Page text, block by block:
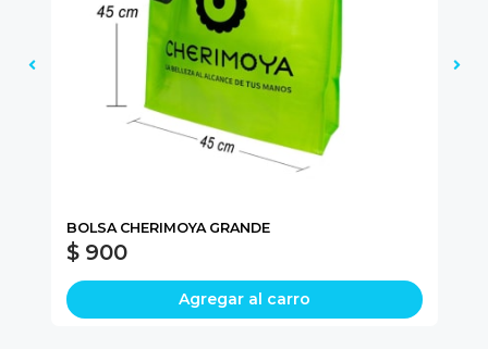
BOLSA CHERIMOYA GRANDE
$ 900
Agregar al carro